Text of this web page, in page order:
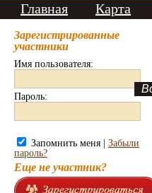
Главная Карта
Зарегистрированные
участники
Имя пользователя:
Пароль:
Запомнить меня | Забыли
пароль?
Еще не участник?